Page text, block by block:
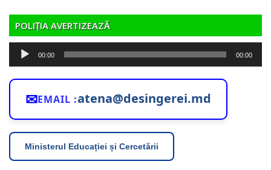
POLIȚIA AVERTIZEAZĂ
Player
audio
00:00 00:00
✉EMAIL :atena@desingerei.md
Ministerul Educației și Cercetării